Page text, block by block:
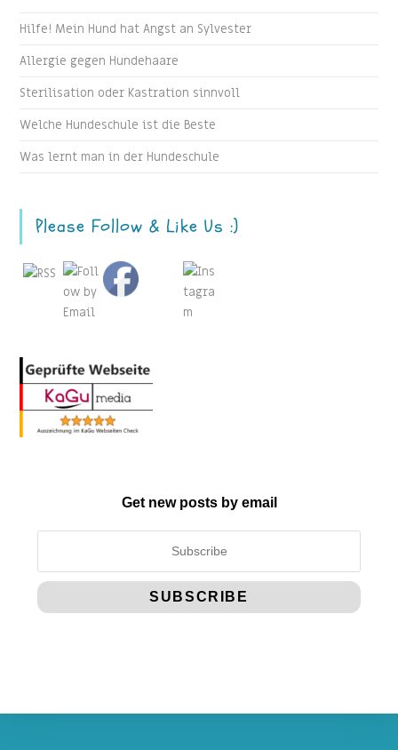
Hilfe! Mein Hund hat Angst an Sylvester
Allergie gegen Hundehaare
Sterilisation oder Kastration sinnvoll
Welche Hundeschule ist die Beste
Was lernt man in der Hundeschule
Please Follow & Like Us :)
Get new posts by email